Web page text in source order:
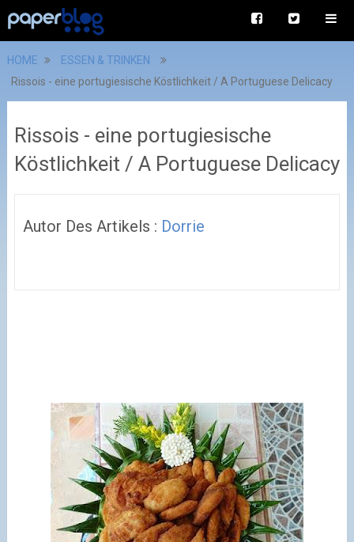
HOME
ESSEN & TRINKEN
Rissois - eine portugiesische Köstlichkeit / A Portuguese Delicacy
Rissois - eine portugiesische
Köstlichkeit / A Portuguese Delicacy
Autor Des Artikels : Dorrie